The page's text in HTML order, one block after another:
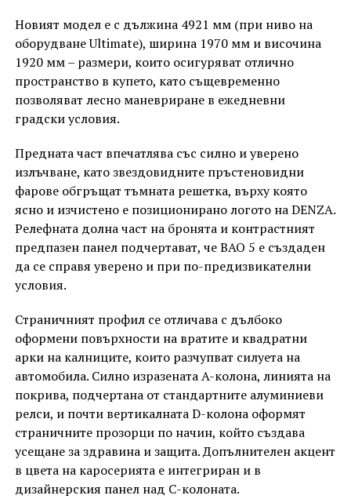
Новият модел е с дължина 4921 мм (при ниво на
оборудване Ultimate), ширина 1970 мм и височина
1920 мм – размери, които осигуряват отлично
пространство в купето, като същевременно
позволяват лесно маневриране в ежедневни
градски условия.
Предната част впечатлява със силно и уверено
излъчване, като звездовидните пръстеновидни
фарове обгръщат тъмната решетка, върху която
ясно и изчистено е позиционирано логото на DENZA.
Релефната долна част на бронята и контрастният
предпазен панел подчертават, че BAO 5 е създаден
да се справя уверено и при по-предизвикателни
условия.
Страничният профил се отличава с дълбоко
оформени повърхности на вратите и квадратни
арки на калниците, които разчупват силуета на
автомобила. Силно изразената A-колона, линията на
покрива, подчертана от стандартните алуминиеви
релси, и почти вертикалната D-колона оформят
страничните прозорци по начин, който създава
усещане за здравина и защита. Допълнителен акцент
в цвета на каросерията е интегриран и в
дизайнерския панел над C-колоната.